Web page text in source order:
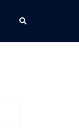
検
索